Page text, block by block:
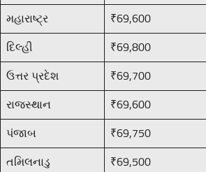
મહારાષ્ટ્ર ₹69,600
દિલ્હી ₹69,800
ઉત્તર પ્રદેશ ₹69,700
રાજસ્થાન ₹69,600
પંજાબ ₹69,750
તમિલનાડુ ₹69,500